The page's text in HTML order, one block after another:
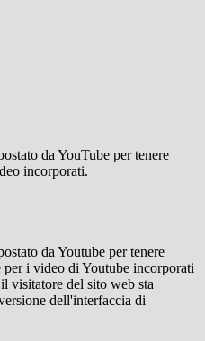
da YouTube per tenere
incorporati.
da Youtube per tenere
per i video di Youtube incorporati
visitatore del sito web sta
dell'interfaccia di